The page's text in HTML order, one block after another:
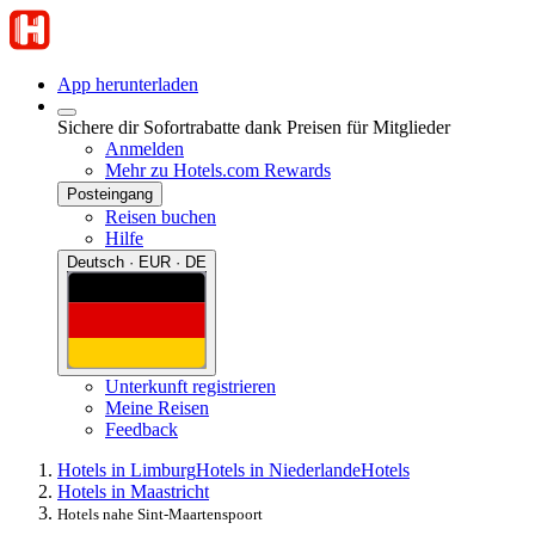
App herunterladen
Sichere dir Sofortrabatte dank Preisen für Mitglieder
Anmelden
Mehr zu Hotels.com Rewards
Posteingang
Reisen buchen
Hilfe
Deutsch · EUR · DE
Unterkunft registrieren
Meine Reisen
Feedback
Hotels in LimburgHotels in NiederlandeHotels
Hotels in Maastricht
Hotels nahe Sint-Maartenspoort